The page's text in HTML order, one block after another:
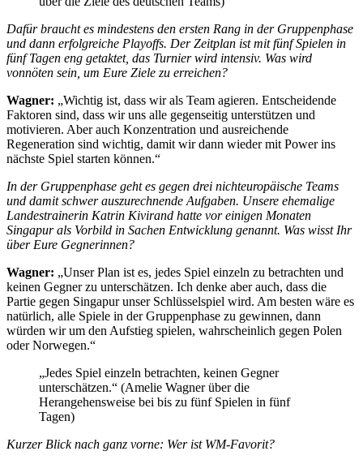
Dafür braucht es mindestens den ersten Rang in der Gruppenphase
und dann erfolgreiche Playoffs. Der Zeitplan ist mit fünf Spielen in
fünf Tagen eng getaktet, das Turnier wird intensiv. Was wird
vonnöten sein, um Eure Ziele zu erreichen?
Wagner: „Wichtig ist, dass wir als Team agieren. Entscheidende
Faktoren sind, dass wir uns alle gegenseitig unterstützen und
motivieren. Aber auch Konzentration und ausreichende
Regeneration sind wichtig, damit wir dann wieder mit Power ins
nächste Spiel starten können.“
In der Gruppenphase geht es gegen drei nichteuropäische Teams
und damit schwer auszurechnende Aufgaben. Unsere ehemalige
Landestrainerin Katrin Kivirand hatte vor einigen Monaten
Singapur als Vorbild in Sachen Entwicklung genannt. Was wisst Ihr
über Eure Gegnerinnen?
Wagner: „Unser Plan ist es, jedes Spiel einzeln zu betrachten und
keinen Gegner zu unterschätzen. Ich denke aber auch, dass die
Partie gegen Singapur unser Schlüsselspiel wird. Am besten wäre es
natürlich, alle Spiele in der Gruppenphase zu gewinnen, dann
würden wir um den Aufstieg spielen, wahrscheinlich gegen Polen
oder Norwegen.“
„Jedes Spiel einzeln betrachten, keinen Gegner
unterschätzen.“ (Amelie Wagner über die
Herangehensweise bei bis zu fünf Spielen in fünf
Tagen)
Kurzer Blick nach ganz vorne: Wer ist WM-Favorit?